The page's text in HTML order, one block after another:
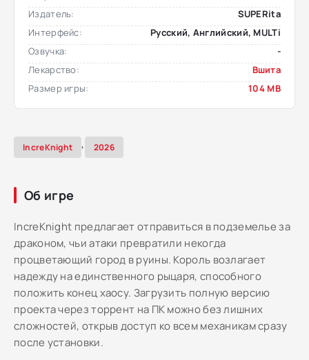
Издатель:
SUPERita
Интерфейс:
Русский, Английский, MULTi
Озвучка:
-
Лекарство:
Вшита
Размер игры:
104 MB
IncreKnight , 2026
Об игре
IncreKnight предлагает отправиться в подземелье за
драконом, чьи атаки превратили некогда
процветающий город в руины. Король возлагает
надежду на единственного рыцаря, способного
положить конец хаосу. Загрузить полную версию
проекта через торрент на ПК можно без лишних
сложностей, открыв доступ ко всем механикам сразу
после установки.